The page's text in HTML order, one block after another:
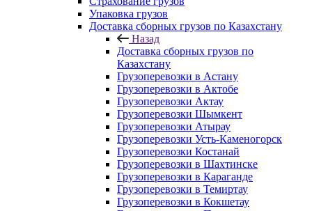
Упаковка грузов
Доставка сборных грузов по Казахстану
Назад
Доставка сборных грузов по
Казахстану
Грузоперевозки в Астану
Грузоперевозки в Актобе
Грузоперевозки Актау
Грузоперевозки Шымкент
Грузоперевозки Атырау
Грузоперевозки Усть-Каменогорск
Грузоперевозки Костанай
Грузоперевозки в Шахтинске
Грузоперевозки в Караганде
Грузоперевозки в Темиртау
Грузоперевозки в Кокшетау